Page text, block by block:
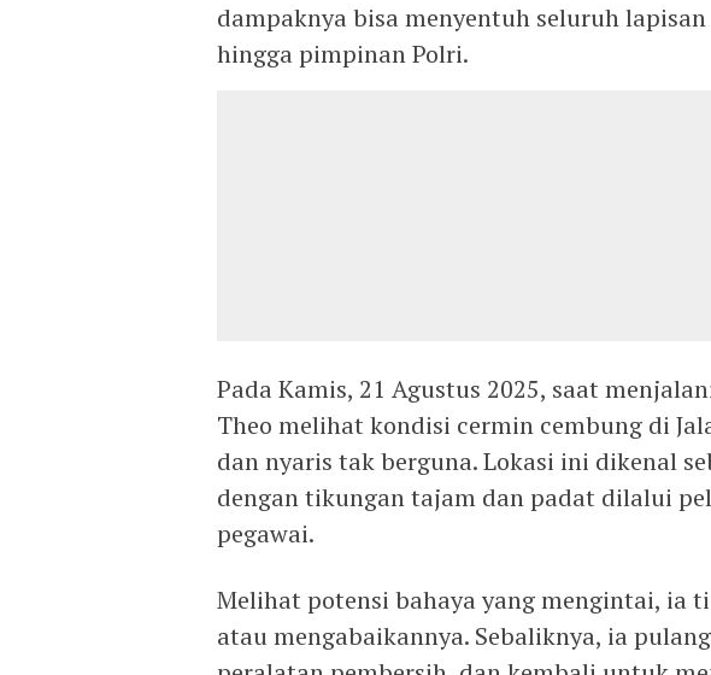
dampaknya bisa menyentuh seluruh
hingga pimpinan Polri.
Pada Kamis, 21 Agustus 2025, saat
Theo melihat kondisi cermin cembung di
dan nyaris tak berguna. Lokasi ini dikenal
dengan tikungan tajam dan padat dilalui
pegawai.
Melihat potensi bahaya yang mengintai, ia
atau mengabaikannya. Sebaliknya, ia